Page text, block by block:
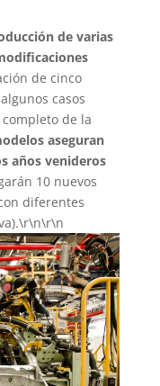
de varias
de cinco
casos
de la
aseguran
años venideros
10 nuevos
diferentes